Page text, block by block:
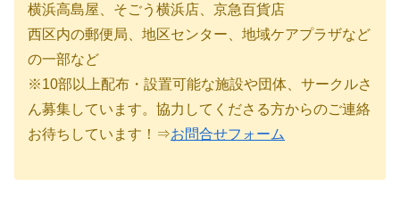
横浜高島屋、そごう横浜店、京急百貨店
西区内の郵便局、地区センター、地域ケアプラザなど
の一部など
※10部以上配布・設置可能な施設や団体、サークルさ
ん募集しています。協力してくださる方からのご連絡
お待ちしています！⇒お問合せフォーム